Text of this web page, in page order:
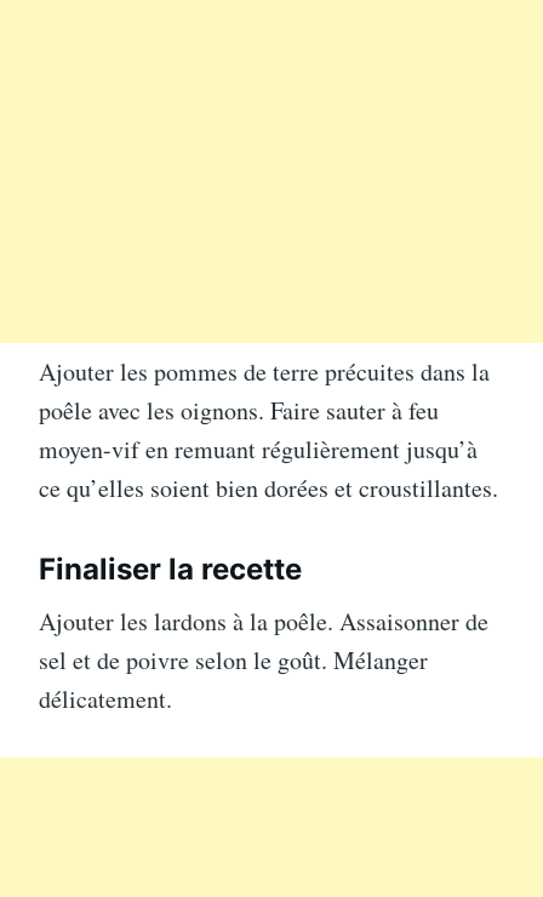
Ajouter les pommes de terre précuites dans la
poêle avec les oignons. Faire sauter à feu
moyen-vif en remuant régulièrement jusqu’à
ce qu’elles soient bien dorées et croustillantes.
Finaliser la recette
Ajouter les lardons à la poêle. Assaisonner de
sel et de poivre selon le goût. Mélanger
délicatement.